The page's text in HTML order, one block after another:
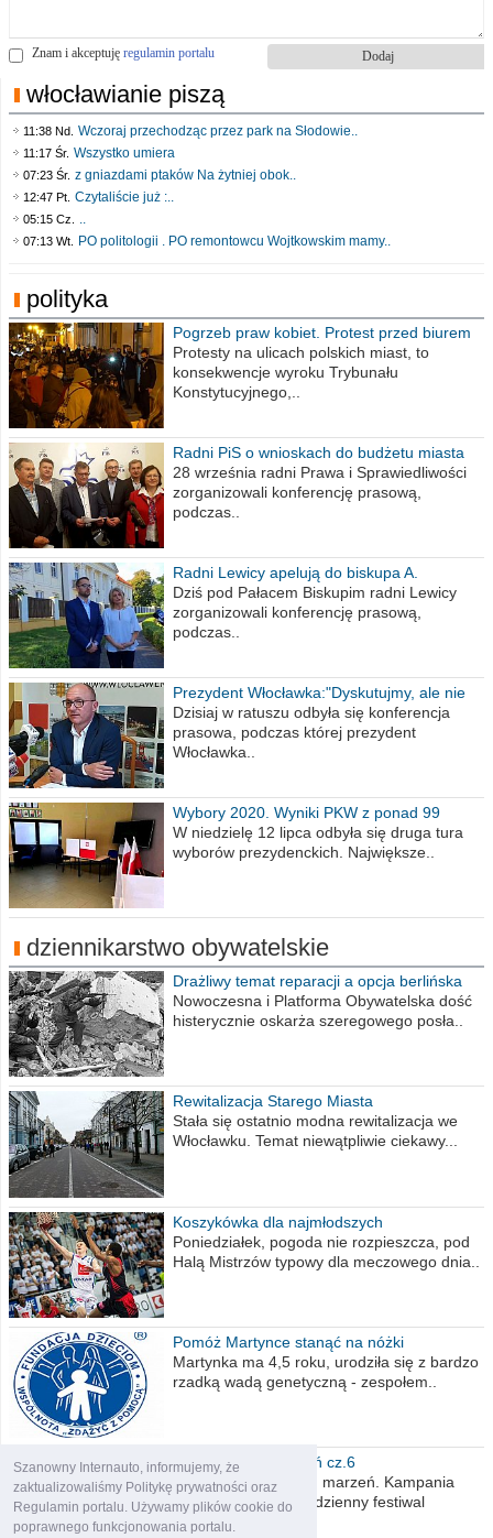
Szanowny Internauto, informujemy, że
zaktualizowaliśmy Politykę prywatności oraz
Regulamin portalu. Używamy plików cookie do
poprawnego funkcjonowania portalu.
Znam i akceptuję regulamin portalu
włocławianie piszą
11:38 Nd. Wczoraj przechodząc przez park na Słodowie..
11:17 Śr. Wszystko umiera
07:23 Śr. z gniazdami ptaków Na żytniej obok..
12:47 Pt. Czytaliście już :..
05:15 Cz. ..
07:13 Wt. PO politologii . PO remontowcu Wojtkowskim mamy..
polityka
Pogrzeb praw kobiet. Protest przed biurem
poselskim PiS
Protesty na ulicach polskich miast, to
konsekwencje wyroku Trybunału
Konstytucyjnego,..
Radni PiS o wnioskach do budżetu miasta
na 2021 rok
28 września radni Prawa i Sprawiedliwości
zorganizowali konferencję prasową,
podczas..
Radni Lewicy apelują do biskupa A.
Wiesława Meringa
Dziś pod Pałacem Biskupim radni Lewicy
zorganizowali konferencję prasową,
podczas..
Prezydent Włocławka:"Dyskutujmy, ale nie
obrażajmy się”
Dzisiaj w ratuszu odbyła się konferencja
prasowa, podczas której prezydent
Włocławka..
Wybory 2020. Wyniki PKW z ponad 99
procent obwodów
W niedzielę 12 lipca odbyła się druga tura
wyborów prezydenckich. Największe..
dziennikarstwo obywatelskie
Drażliwy temat reparacji a opcja berlińska
Nowoczesna i Platforma Obywatelska dość
histerycznie oskarża szeregowego posła..
Rewitalizacja Starego Miasta
Stała się ostatnio modna rewitalizacja we
Włocławku. Temat niewątpliwie ciekawy...
Koszykówka dla najmłodszych
Poniedziałek, pogoda nie rozpieszcza, pod
Halą Mistrzów typowy dla meczowego dnia..
Pomóż Martynce stanąć na nóżki
Martynka ma 4,5 roku, urodziła się z bardzo
rzadką wadą genetyczną - zespołem..
Polska moich marzeń cz.6
Nadszedł kres moich marzeń. Kampania
wyborcza czyli niecodzienny festiwal
obietnic,..